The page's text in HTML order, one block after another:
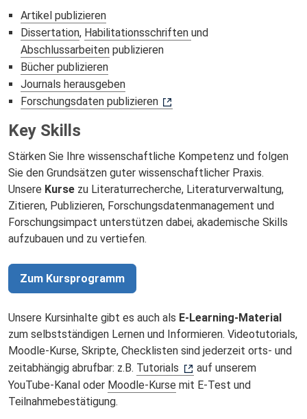
Artikel publizieren
Dissertation, Habilitationsschriften und
Abschlussarbeitenpublizieren
Bücher publizieren
Journals herausgeben
Forschungsdaten publizieren
Key Skills
Stärken Sie Ihre wissenschaftliche Kompetenz und folgen
Sie den Grundsätzen guter wissenschaftlicher Praxis.
Unsere Kurse zu Literaturrecherche, Literaturverwaltung,
Zitieren, Publizieren, Forschungsdatenmanagement und
Forschungsimpact unterstützen dabei, akademische Skills
aufzubauen und zu vertiefen.
Zum Kursprogramm
Unsere Kursinhalte gibt es auch als E-Learning-Material
zum selbstständigen Lernen und Informieren. Videotutorials,
Moodle-Kurse, Skripte, Checklisten sind jederzeit orts- und
zeitabhängig abrufbar: z.B. Tutorials
auf unserem
YouTube-Kanal oder Moodle-Kurse mit E-Test und
Teilnahmebestätigung.